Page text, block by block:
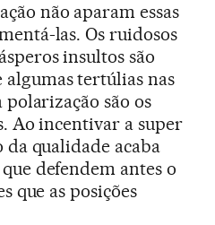
não aparam essas
las. Os ruidosos
insultos são
tertúlias nas
polarização são os
Ao incentivar a super
da qualidade acaba
defendem antes o
que as posições